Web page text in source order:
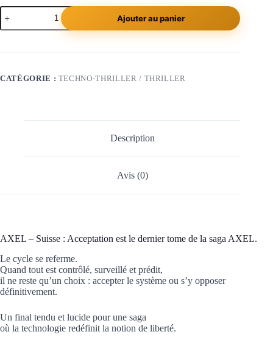
Ajouter au panier
CATÉGORIE : TECHNO-THRILLER / THRILLER
Description
Avis (0)
AXEL – Suisse : Acceptation est le dernier tome de la saga AXEL.
Le cycle se referme.
Quand tout est contrôlé, surveillé et prédit,
il ne reste qu’un choix : accepter le système ou s’y opposer
définitivement.
Un final tendu et lucide pour une saga
où la technologie redéfinit la notion de liberté.